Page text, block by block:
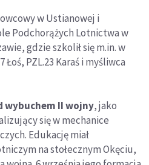
w Ustianowej i
Podchorążych Lotnictwa w
gdzie szkolił się m.in. w
PZL.23 Karaś i myśliwca
wybuchem II wojny, jako
się w mechanice
Edukację miał
na stołecznym Okęciu,